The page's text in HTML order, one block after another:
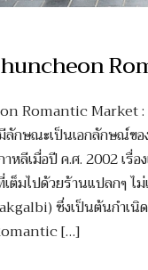
Romantic Market :
ลักษณะเป็นเอกลักษณ์
าหลีเมื่อปี ค.ศ. 2002 เ
ต็มไปด้วยร้านแปลกๆ
ซึ่งเป็นต้นกำเนิด
[…]